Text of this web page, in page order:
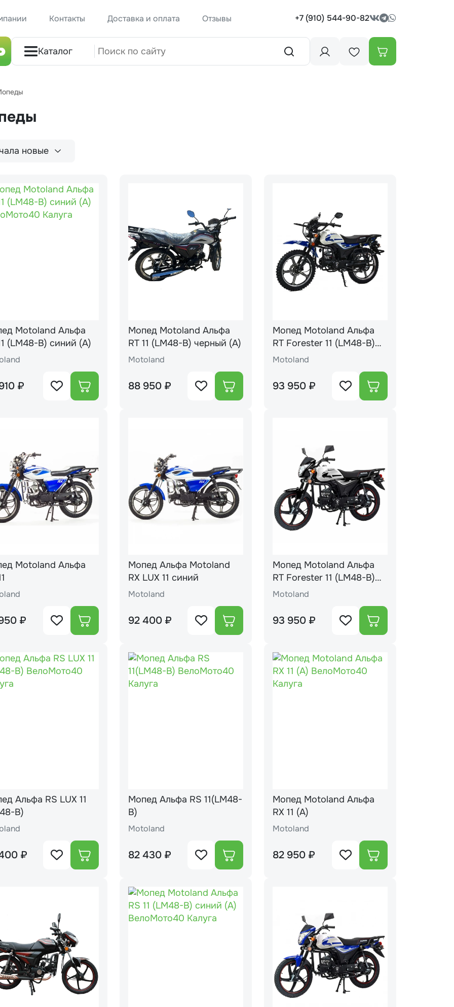
Контакты Доставка и оплата Отзывы +7 (910) 544-90-82
Каталог
новые
Motoland Альфа
(LM48-B) синий (A)
₽
Мопед Motoland Альфа
RT 11 (LM48-B) черный (A)
Motoland
88 950 ₽
Мопед Motoland Альфа
RT Forester 11 (LM48-B)
синий (A)
Motoland
93 950 ₽
Альфа
₽
Мопед Альфа Motoland
RX LUX 11 синий
Motoland
92 400 ₽
Мопед Motoland Альфа
RT Forester 11 (LM48-B)
черный (A)
Motoland
93 950 ₽
Альфа RS LUX 11
B)
₽
Мопед Альфа RS 11(LM48-
B)
Motoland
82 430 ₽
Мопед Motoland Альфа
RX 11 (А)
Motoland
82 950 ₽